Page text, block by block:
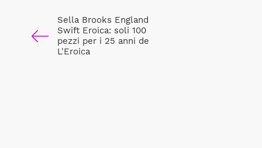
Sella Brooks England
Swift Eroica: soli 100
pezzi per i 25 anni de
L'Eroica